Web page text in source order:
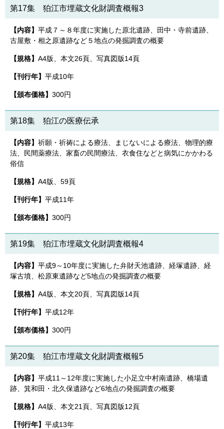
第17集 狛江市埋蔵文化財調査概報3
【内容】 平成７～８年度に実施した原北遺跡、田中・寺前遺跡、
古屋敷・相之原遺跡など５地点の発掘調査の概要
【規格】 A4版、本文26頁、写真図版14頁
【刊行年】 平成10年
【頒布価格】 300円
第18集 狛江の医療伝承
【内容】 祈願・祈祷による療法、まじないによる療法、物理的療
法、民間薬療法、家畜の民間療法、衣食住などと病気にかかわる
俗信
【規格】 A4版、59頁
【刊行年】 平成11年
【頒布価格】 300円
第19集 狛江市埋蔵文化財調査概報4
【内容】 平成9～10年度に実施した弁財天池遺跡、経塚遺跡、経
塚古墳、松原東遺跡など5地点の発掘調査の概要
【規格】 A4版、本文20頁、写真図版14頁
【刊行年】 平成12年
【頒布価格】 300円
第20集 狛江市埋蔵文化財調査概報5
【内容】 平成11～12年度に実施した小足立中村南遺跡、橋場遺
跡、箕和田・北久保遺跡など6地点の発掘調査の概要
【規格】 A4版、本文21頁、写真図版12頁
【刊行年】 平成13年